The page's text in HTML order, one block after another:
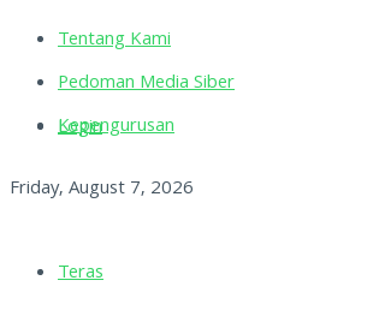
Tentang Kami
Pedoman Media Siber
Kepengurusan
Friday, August 7, 2026
Login
Teras